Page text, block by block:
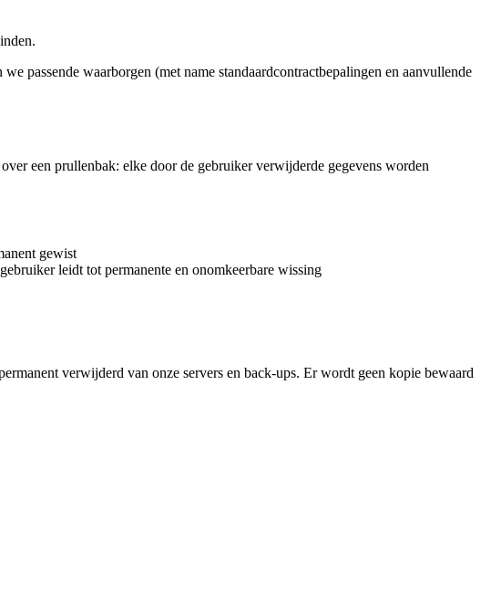
passende waarborgen (met name standaardcontractbepalingen en aanvullende
een prullenbak: elke door de gebruiker verwijderde gegevens worden
gewist
leidt tot permanente en onomkeerbare wissing
verwijderd van onze servers en back-ups. Er wordt geen kopie bewaard